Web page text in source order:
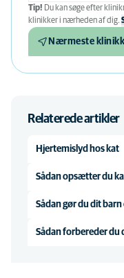
Tip! Du kan søge efter
klinikker i nærheden af ​​dig.
Nærmeste
Relaterede artikler
Hjertemislyd hos kat
Sådan opsætter du
Sådan gør du dit
Sådan forbereder du